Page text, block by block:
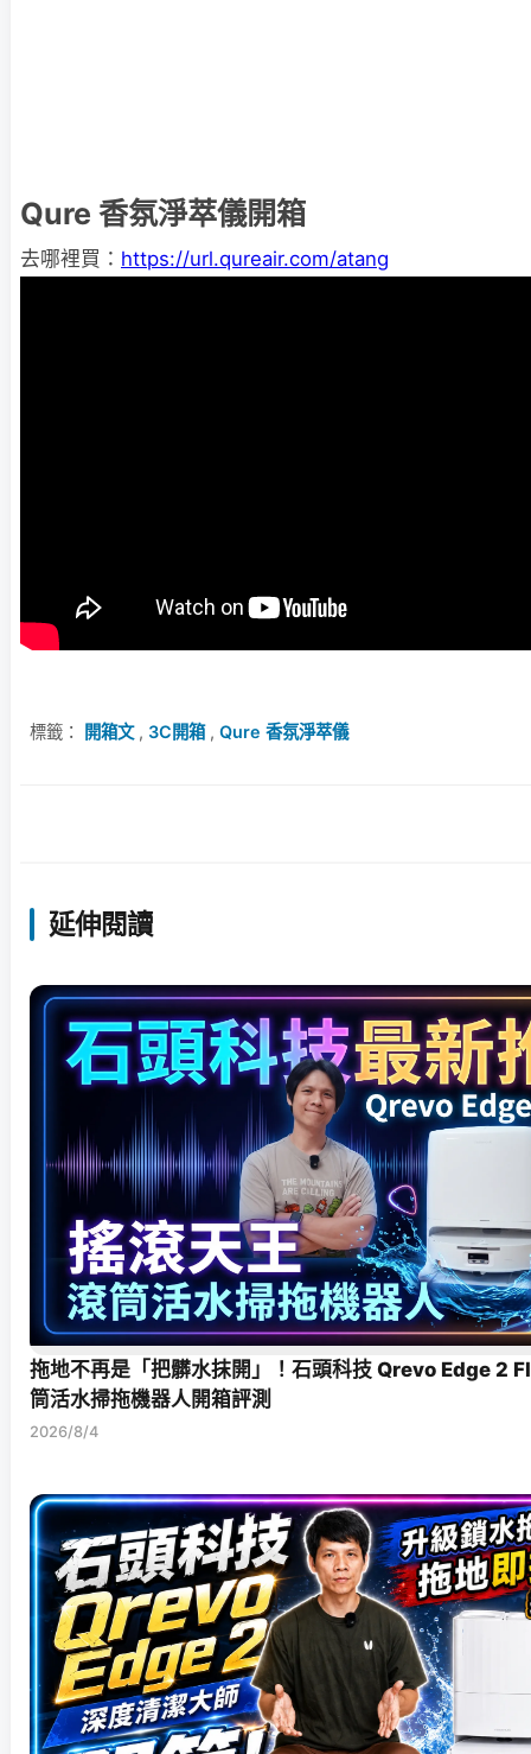
Qure 香氛淨萃儀開箱
去哪裡買： https://url.qureair.com/atang
標籤： 開箱文, 3C開箱, Qure 香氛淨萃儀
延伸閱讀
拖地不再是「把髒水抹開」！石頭科技 Qrevo Edge 2
筒活水掃拖機器人開箱評測
2026/8/4